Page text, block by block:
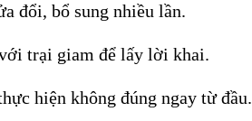
đổi, bổ sung nhiều lần.
trại giam để lấy lời khai.
hiện không đúng ngay từ đầu.